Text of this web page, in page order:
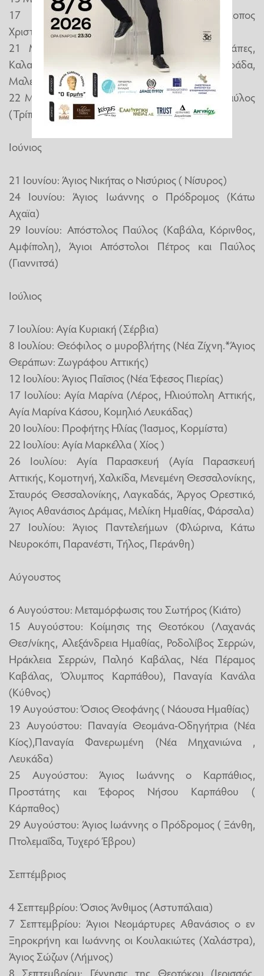
17 Μαΐου: Άγιος Αθανάσιος επίσκοπος
Χριστιανουπόλεως (Κυπαρισσία)
21 Μαΐου: Αγίοι Κωνσταντίνος & Ελένη: Σάπες,
Καλαμπάκι, Καστελλόριζο, Δεσκάτη, Γλυφάδα,
Μαλεσίνα.
22 Μαΐου: Άγιοι Νεομάρτυρες Δημήτριος και Παύλος
(Τρίπολη)
Ιούνιος
21 Ιουνίου: Άγιος Νικήτας ο Νισύριος ( Νίσυρος)
24 Ιουνίου: Άγιος Ιωάννης ο Πρόδρομος (Κάτω
Αχαϊα)
29 Ιουνίου: Απόστολος Παύλος (Καβάλα, Κόρινθος,
Αμφίπολη), Άγιοι Απόστολοι Πέτρος και Παύλος
(Γιαννιτσά)
Ιούλιος
7 Ιουλίου: Αγία Κυριακή (Σέρβια)
8 Ιουλίου: Θεόφιλος ο μυροβλήτης (Νέα Ζίχνη.*Άγιος
Θεράπων: Ζωγράφου Αττικής)
12 Ιουλίου: Άγιος Παΐσιος (Νέα Έφεσος Πιερίας)
17 Ιουλίου: Αγία Μαρίνα (Λέρος, Ηλιούπολη Αττικής,
Αγία Μαρίνα Κάσου, Κομηλιό Λευκάδας)
20 Ιουλίου: Προφήτης Ηλίας (Ίασμος, Κορμίστα)
22 Ιουλίου: Αγία Μαρκέλλα ( Χίος )
26 Ιουλίου: Αγία Παρασκευή (Αγία Παρασκευή
Αττικής, Κομοτηνή, Χαλκίδα, Μενεμένη Θεσσαλονίκης,
Σταυρός Θεσσαλονίκης, Λαγκαδάς, Άργος Ορεστικό,
Άγιος Αθανάσιος Δράμας, Μελίκη Ημαθίας, Φάρσαλα)
27 Ιουλίου: Άγιος Παντελεήμων (Φλώρινα, Κάτω
Νευροκόπι, Παρανέστι, Τήλος, Περάνθη)
Αύγουστος
6 Αυγούστου: Μεταμόρφωσις του Σωτήρος (Κιάτο)
15 Αυγούστου: Κοίμησις της Θεοτόκου (Λαχανάς
Θεσ/νίκης, Αλεξάνδρεια Ημαθίας, Ροδολίβος Σερρών,
Ηράκλεια Σερρών, Παληό Καβάλας, Νέα Πέραμος
Καβάλας, Όλυμπος Καρπάθου), Παναγία Κανάλα
(Κύθνος)
19 Αυγούστου: Όσιος Θεοφάνης ( Νάουσα Ημαθίας)
23 Αυγούστου: Παναγία Θεομάνα-Οδηγήτρια (Νέα
Κίος),Παναγία Φανερωμένη (Νέα Μηχανιώνα ,
Λευκάδα)
25 Αυγούστου: Άγιος Ιωάννης ο Καρπάθιος,
Προστάτης και Έφορος Νήσου Καρπάθου (
Κάρπαθος)
29 Αυγούστου: Άγιος Ιωάννης ο Πρόδρομος ( Ξάνθη,
Πτολεμαΐδα, Τυχερό Έβρου)
Σεπτέμβριος
4 Σεπτεμβρίου: Όσιος Άνθιμος (Αστυπάλαια)
7 Σεπτεμβρίου: Άγιοι Νεομάρτυρες Αθανάσιος ο εν
Ξηροκρήνη και Ιωάννης οι Κουλακιώτες (Χαλάστρα),
Άγιος Σώζων (Λήμνος)
8 Σεπτεμβρίου: Γέννησις της Θεοτόκου (Ιερισσός,